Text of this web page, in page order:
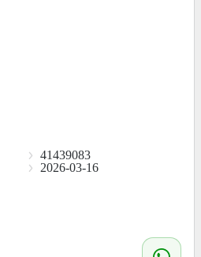
41439083
2026-03-16